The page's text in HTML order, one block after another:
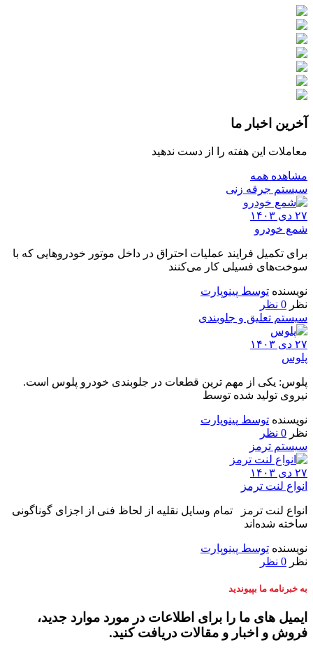
آخرین اخبار ما
معاملات این هفته را از دست ندهید
مشاهده همه
سیستم جرقه زنی
۲۷ دی ۱۴۰۳
شمع خودرو
برای تکمیل فرایند عملیات احتراق در داخل موتور خودروهایی که با
سوخت‌های فسیلی کار می‌کنند
نویسنده توسط پینوپارت
نظر 0 نظر
سیستم تعلیق و جلوبندی
۲۷ دی ۱۴۰۳
پلوس
پلوس: یکی از مهم ترین قطعات در جلوبندی خودرو پلوس است.
نیروی تولید شده توسط
نویسنده توسط پینوپارت
نظر 0 نظر
سیستم ترمز
۲۷ دی ۱۴۰۳
انواع لنت ترمز
انواع لنت ترمز تمام وسایل نقلیه از لحاظ فنی از اجزای گوناگونی
ساخته شده‌اند
نویسنده توسط پینوپارت
نظر 0 نظر
به خبرنامه ما بپیوندید
ایمیل های ما را برای اطلاعات در مورد موارد جدید،
فروش و اخبار و مقالات دریافت کنید.